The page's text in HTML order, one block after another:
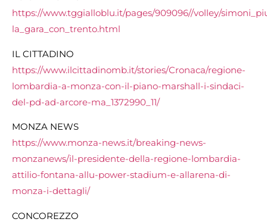
https://www.tggialloblu.it/pages/909096//volley/
la_gara_con_trento.html
IL CITTADINO
https://www.ilcittadinomb.it/stories/Cronaca/regione-
lombardia-a-monza-con-il-piano-marshall-i-sindaci-
del-pd-ad-arcore-ma_1372990_11/
MONZA NEWS
https://www.monza-news.it/breaking-news-
monzanews/il-presidente-della-regione-lombardia-
attilio-fontana-allu-power-stadium-e-allarena-di-
monza-i-dettagli/
CONCOREZZO